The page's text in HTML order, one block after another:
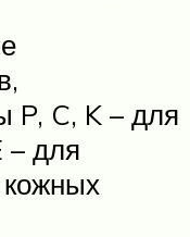
P, C, K – для
– для